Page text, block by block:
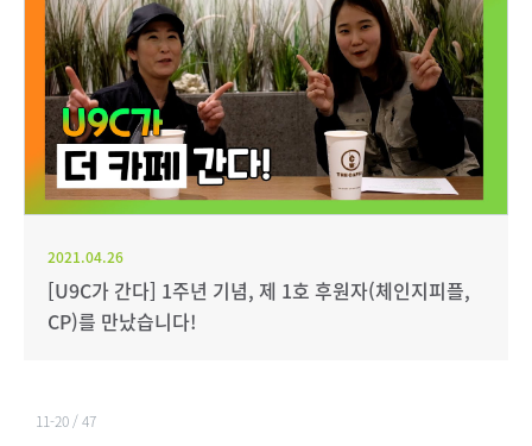
2021.04.26
[U9C가 간다] 1주년 기념, 제 1호 후원자(체인지피플,
CP)를 만났습니다!
11-20 / 47